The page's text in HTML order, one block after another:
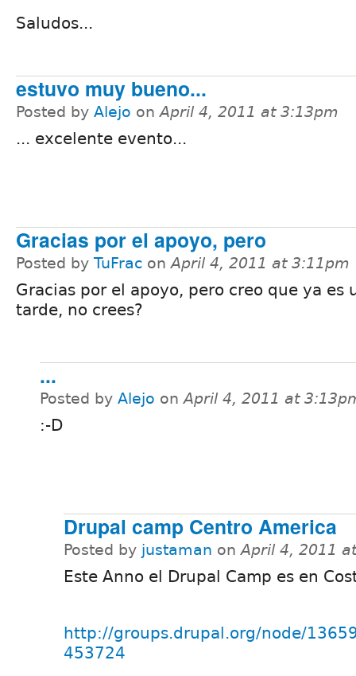
Saludos...
estuvo muy bueno...
Posted by Alejo onApril 4, 2011 at 3:13pm
... excelente evento...
Gracias por el apoyo, pero
Posted by TuFrac onApril 4, 2011 at 3:11pm
Gracias por el apoyo, pero creo que ya es
tarde, no crees?
...
Posted by Alejo onApril 4, 2011 at
:-D
Drupal camp Centro America
Posted by justaman onApril 4, 2011
Este Anno el Drupal Camp es en
http://groups.drupal.org/node/
453724